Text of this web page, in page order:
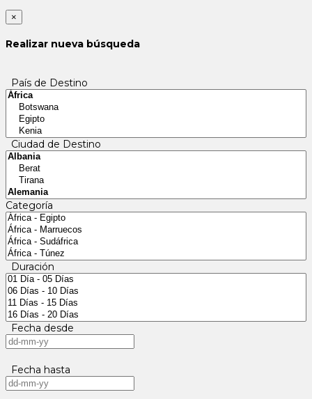
×
Realizar nueva búsqueda
País de Destino
Ciudad de Destino
Categoría
Duración
Fecha desde
Fecha hasta